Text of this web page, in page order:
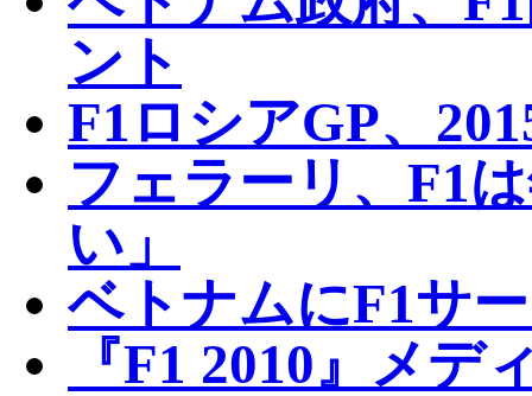
ント
F1ロシアGP、
フェラーリ、F1
い」
ベトナムにF1サ
『F1 2010』メ